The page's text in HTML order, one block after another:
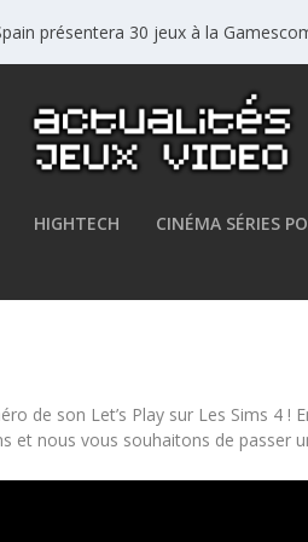
présentera 30 jeux à la
HIGHTECH CINÉMA SÉRIES
de son Let’s Play sur Les Sims 4
et nous vous souhaitons de passer